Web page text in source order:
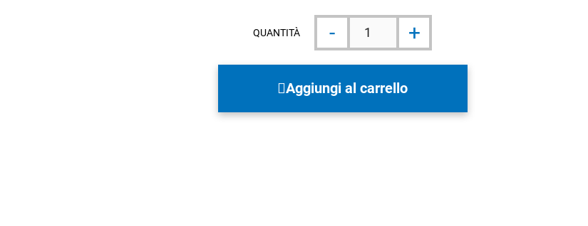
QUANTITÀ -
Formaggio
Piave
Vecchio
Selezione
300g
+
Aggiungi al carrello